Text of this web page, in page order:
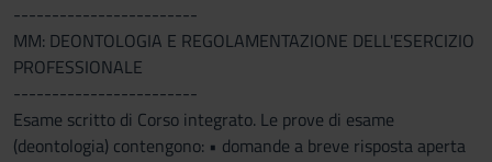
------------------------
MM: DEONTOLOGIA E REGOLAMENTAZIONE DELL'ESERCIZIO
PROFESSIONALE
------------------------
Esame scritto di Corso integrato. Le prove di esame
(deontologia) contengono: • domande a breve risposta aperta